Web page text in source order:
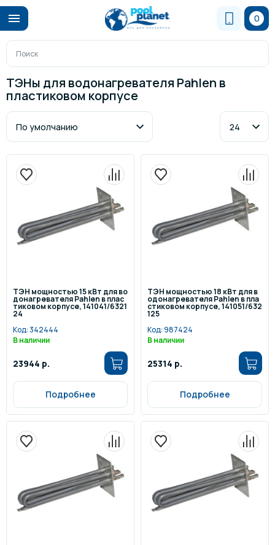
0
ТЭНы для водонагревателя Pahlen в
пластиковом корпусе
ТЭН мощностью 15 кВт для во
донагревателя Pahlen в плас
тиковом корпусе, 141041/6321
24
Код:342444
В наличии
23944 р.
Подробнее
ТЭН мощностью 18 кВт для в
одонагревателя Pahlen в пла
стиковом корпусе, 141051/632
125
Код:987424
В наличии
25314 р.
Подробнее